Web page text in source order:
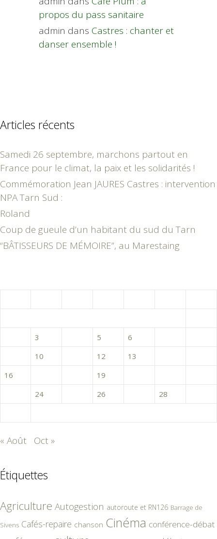
propos du pass sanitaire
admin dans Castres : chanter et
danser ensemble !
Articles récents
Samedi 26 septembre, marchons partout en
France pour le climat, la paix et les solidarités !
Commémoration Jean JAURES Castres : intervention
NPA Tarn Sud :
Roland
Coup de gueule d’un habitant du sud du Tarn
“BÂTISSEURS DE MÉMOIRE”, au Marestaing
3 5 6
10 12 13
16
19
24 26 28
« Août Oct »
Étiquettes
Agriculture Autogestion autoroute et RN126 Barrage de
Sivens Cafés-repaire chanson Cinéma conférence-débat